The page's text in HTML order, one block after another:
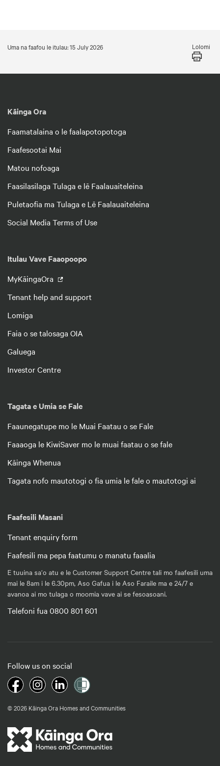
Uma na faafou le itulau: 15 July 2026 Lolomi
Kāinga Ora
Faamatalaina o le faalapotopotoga
Faafesootai Mai
Matou nofoaga
Faasilasilaga Tulaga e lē Faalauaiteleina
Puletaofia ma Tulaga e Lē Faalauaiteleina
Social Media Terms of Use
Itulau Vave Faaopoopo
MyKāingaOra
Tenant help and support
Lomiga
Faia o se talosaga OIA
Galuega
Investor Centre
Tagata e Umia se Fale
Faaunegatupe mo le Muai Faatau o se Fale
Faaaoga le KiwiSaver mo le muai faatau o se fale
Kāinga Whenua
Tagata nofo mautotogi o fia umia le fale o mautotogi ai
Faafesili Masani
Tenant enquiry form
Faafesili ma pepa faatumu o manatu faaalia
E tuuina sa‘o atu e le Customer Support Centre tali mo faafesili uma
mai le 8am i le 6.30pm, Aso Gafua i le Aso Faraile ma e 24/7 e
avanoa ai mo tulaga o moomia vave ai se fesoasoani.
Telefoni fua 0800 801 601
Follow us on social
© 2026 Kāinga Ora Homes and Communities